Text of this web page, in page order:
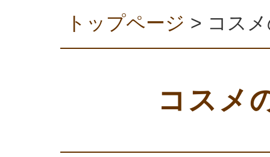
トップページ > コス
コスメ